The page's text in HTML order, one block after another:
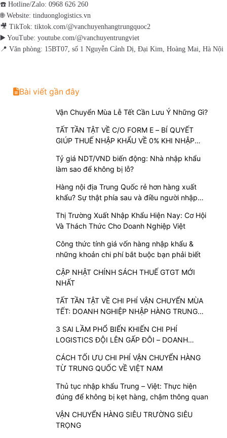
☎️ Hotline/Zalo: 0968 626 260
🌐 Website: tinduonglogistics.vn
🎥 TikTok: tiktok.com/@vanchuyenhangtrungquoc2
▶️ YouTube: youtube.com/@vanchuyentrungviet
📍 Văn phòng: 15BT07, số 1 Nguyễn Cảnh Dị, Đại Kim, Hoàng Mai, Hà Nội
Bài viết gần đây
Vận Chuyển Mùa Lễ Tết Cần Lưu Ý Những Gì?
TẤT TẦN TẬT VỀ C/O FORM E – BÍ QUYẾT
GIÚP THUẾ NHẬP KHẨU VỀ 0% KHI NHẬP
Tỷ giá NDT/VND biến động: Nhà nhập khẩu
làm sao để không bị lỗ?
Hàng nội địa Trung Quốc rẻ hơn hàng xuất
khẩu? Sự thật phía sau và điều người nhập
Thị Trường Xuất Nhập Khẩu Hiện Nay: Cơ Hội
Và Thách Thức Cho Doanh Nghiệp Việt
Công thức tính giá vốn hàng nhập khẩu &
những khoản chi phí bắt buộc bạn phải biết
CẬP NHẬT CHÍNH SÁCH THUẾ GTGT MỚI
NHẤT
TẤT TẦN TẬT VỀ CHI PHÍ VẬN CHUYỂN MÙA
TẾT: DOANH NGHIỆP NHẬP HÀNG TRUNG
3 SAI LẦM PHỔ BIẾN KHIẾN CHI PHÍ
LOGISTICS ĐỘI LÊN GẤP ĐÔI – DOANH
TRÁNH
CÁCH TỐI ƯU CHI PHÍ VẬN CHUYỂN HÀNG
TỪ TRUNG QUỐC VỀ VIỆT NAM
Thủ tục nhập khẩu Trung – Việt: Thực hiện
đúng để không bị kẹt hàng, chậm thông quan
VẬN CHUYỂN HÀNG SIÊU TRƯỜNG SIÊU
TRỌNG